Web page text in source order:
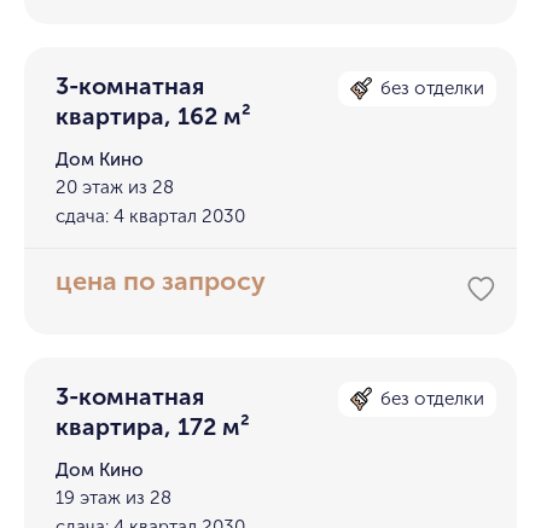
3-комнатная
квартира, 162 м²
без отделки
Дом Кино
20 этаж из 28
сдача: 4 квартал 2030
цена по запросу
3-комнатная
квартира, 172 м²
без отделки
Дом Кино
19 этаж из 28